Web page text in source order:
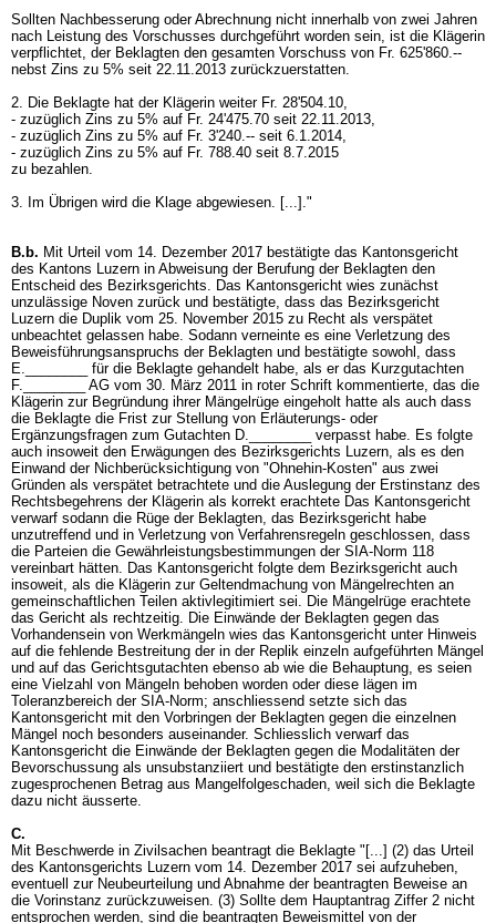
Sollten Nachbesserung oder Abrechnung nicht innerhalb von zwei Jahren
nach Leistung des Vorschusses durchgeführt worden sein, ist die Klägerin
verpflichtet, der Beklagten den gesamten Vorschuss von Fr. 625'860.--
nebst Zins zu 5% seit 22.11.2013 zurückzuerstatten.
2. Die Beklagte hat der Klägerin weiter Fr. 28'504.10,
- zuzüglich Zins zu 5% auf Fr. 24'475.70 seit 22.11.2013,
- zuzüglich Zins zu 5% auf Fr. 3'240.-- seit 6.1.2014,
- zuzüglich Zins zu 5% auf Fr. 788.40 seit 8.7.2015
zu bezahlen.
3. Im Übrigen wird die Klage abgewiesen. [...]."
B.b. Mit Urteil vom 14. Dezember 2017 bestätigte das Kantonsgericht
des Kantons Luzern in Abweisung der Berufung der Beklagten den
Entscheid des Bezirksgerichts. Das Kantonsgericht wies zunächst
unzulässige Noven zurück und bestätigte, dass das Bezirksgericht
Luzern die Duplik vom 25. November 2015 zu Recht als verspätet
unbeachtet gelassen habe. Sodann verneinte es eine Verletzung des
Beweisführungsanspruchs der Beklagten und bestätigte sowohl, dass
E.________ für die Beklagte gehandelt habe, als er das Kurzgutachten
F.________ AG vom 30. März 2011 in roter Schrift kommentierte, das die
Klägerin zur Begründung ihrer Mängelrüge eingeholt hatte als auch dass
die Beklagte die Frist zur Stellung von Erläuterungs- oder
Ergänzungsfragen zum Gutachten D.________ verpasst habe. Es folgte
auch insoweit den Erwägungen des Bezirksgerichts Luzern, als es den
Einwand der Nichberücksichtigung von "Ohnehin-Kosten" aus zwei
Gründen als verspätet betrachtete und die Auslegung der Erstinstanz des
Rechtsbegehrens der Klägerin als korrekt erachtete Das Kantonsgericht
verwarf sodann die Rüge der Beklagten, das Bezirksgericht habe
unzutreffend und in Verletzung von Verfahrensregeln geschlossen, dass
die Parteien die Gewährleistungsbestimmungen der SIA-Norm 118
vereinbart hätten. Das Kantonsgericht folgte dem Bezirksgericht auch
insoweit, als die Klägerin zur Geltendmachung von Mängelrechten an
gemeinschaftlichen Teilen aktivlegitimiert sei. Die Mängelrüge erachtete
das Gericht als rechtzeitig. Die Einwände der Beklagten gegen das
Vorhandensein von Werkmängeln wies das Kantonsgericht unter Hinweis
auf die fehlende Bestreitung der in der Replik einzeln aufgeführten Mängel
und auf das Gerichtsgutachten ebenso ab wie die Behauptung, es seien
eine Vielzahl von Mängeln behoben worden oder diese lägen im
Toleranzbereich der SIA-Norm; anschliessend setzte sich das
Kantonsgericht mit den Vorbringen der Beklagten gegen die einzelnen
Mängel noch besonders auseinander. Schliesslich verwarf das
Kantonsgericht die Einwände der Beklagten gegen die Modalitäten der
Bevorschussung als unsubstanziiert und bestätigte den erstinstanzlich
zugesprochenen Betrag aus Mangelfolgeschaden, weil sich die Beklagte
dazu nicht äusserte.
C.
Mit Beschwerde in Zivilsachen beantragt die Beklagte "[...] (2) das Urteil
des Kantonsgerichts Luzern vom 14. Dezember 2017 sei aufzuheben,
eventuell zur Neubeurteilung und Abnahme der beantragten Beweise an
die Vorinstanz zurückzuweisen. (3) Sollte dem Hauptantrag Ziffer 2 nicht
entsprochen werden, sind die beantragten Beweismittel von der